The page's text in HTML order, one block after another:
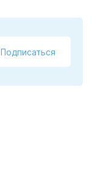
Подписаться